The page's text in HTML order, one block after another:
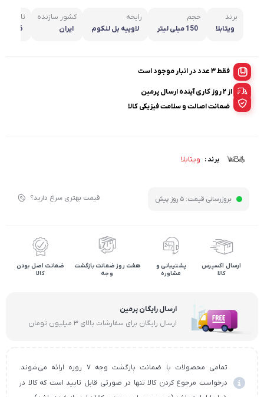
برند
ویتابلا
حجم
150 میلی لیتر
رایحه
لاوییه بل لنکوم
کشور سازنده
ایران
تاریخ
36 ماه پس از تولید
فقط 3 عدد در انبار موجود است
از ۲ روز کاری آینده ارسال پرمین
ضمانت اصالت و سلامت فیزیکی کالا
برند : ویتابلا
بروزرسانی قیمت: 5 روز پیش قیمت بهتری سراغ دارید؟
ارسال اکسپرس
کالا
پشتیبانی و
مشاوره
هفت روز ضمانت بازگشت
وجه
ضمانت اصل بودن
کالا
ارسال رایگان پرمین
ارسال رایگان برای سفارشات بالای ۳ میلیون تومان
تمامی محصولات با ضمانت بازگشت وجه ۷ روزه ارائه می‌شوند.
درخواست مرجوع کردن کالا تنها در صورتی قابل تایید است که کالا در